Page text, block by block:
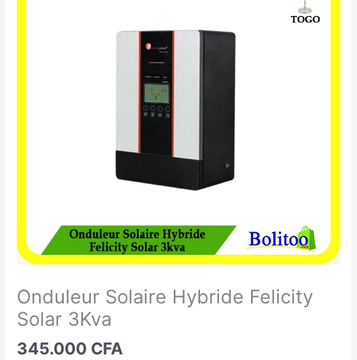
Onduleur Solaire Hybride Felicity
Solar 3Kva
345.000 CFA